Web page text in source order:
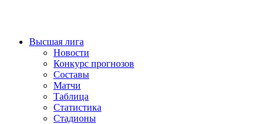
Высшая лига
Новости
Конкурс прогнозов
Составы
Матчи
Таблица
Статистика
Стадионы